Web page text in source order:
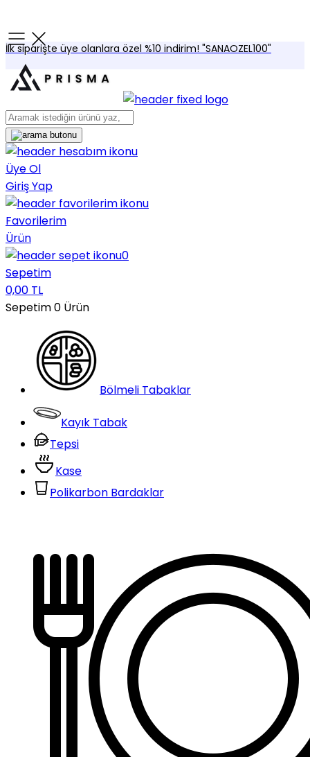
İlk siparişte üye olanlara özel %10 indirim! "SANAOZEL100"
Üye Ol
Giriş Yap
Favorilerim
Ürün
0
Sepetim
0,00 TL
Sepetim0 Ürün
Bölmeli Tabaklar
Kayık Tabak
Tepsi
Kase
Polikarbon Bardaklar